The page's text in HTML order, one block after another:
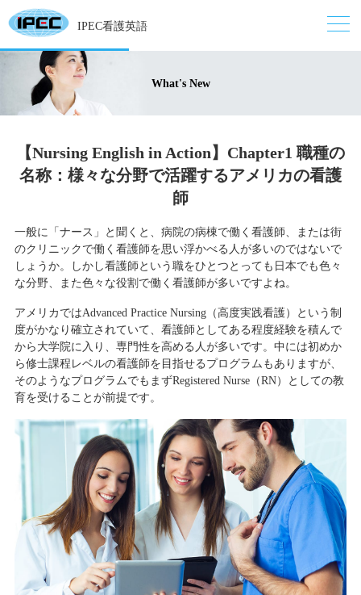
IPEC看護英語
What's New
【Nursing English in Action】Chapter1 職種の
名称：様々な分野で活躍するアメリカの看護
師
一般に「ナース」と聞くと、病院の病棟で働く看護師、または街
のクリニックで働く看護師を思い浮かべる人が多いのではないで
しょうか。しかし看護師という職をひとつとっても日本でも色々
な分野、また色々な役割で働く看護師が多いですよね。
アメリカではAdvanced Practice Nursing（高度実践看護）という制
度がかなり確立されていて、看護師としてある程度経験を積んで
から大学院に入り、専門性を高める人が多いです。中には初めか
ら修士課程レベルの看護師を目指せるプログラムもありますが、
そのようなプログラムでもまずRegistered Nurse（RN）としての教
育を受けることが前提です。